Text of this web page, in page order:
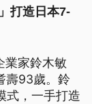
打造日本7-
業家鈴木敏
壽93歲。鈴
式，一手打造